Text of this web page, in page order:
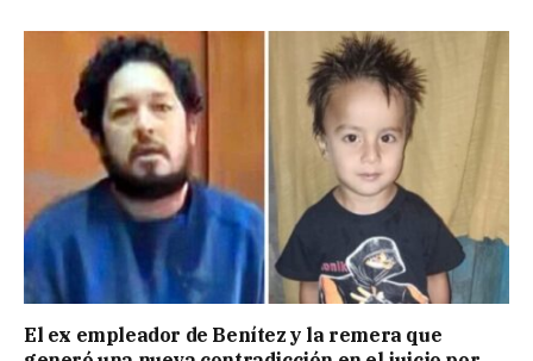
El ex empleador de Benítez y la remera que